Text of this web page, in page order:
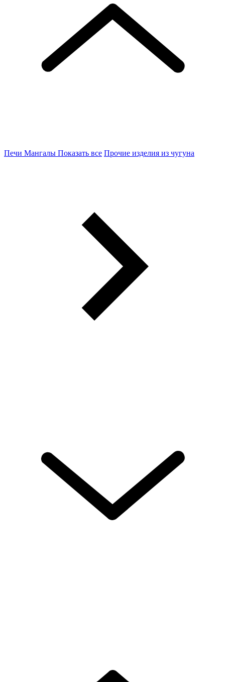
Печи Мангалы Показать все Прочие изделия из чугуна